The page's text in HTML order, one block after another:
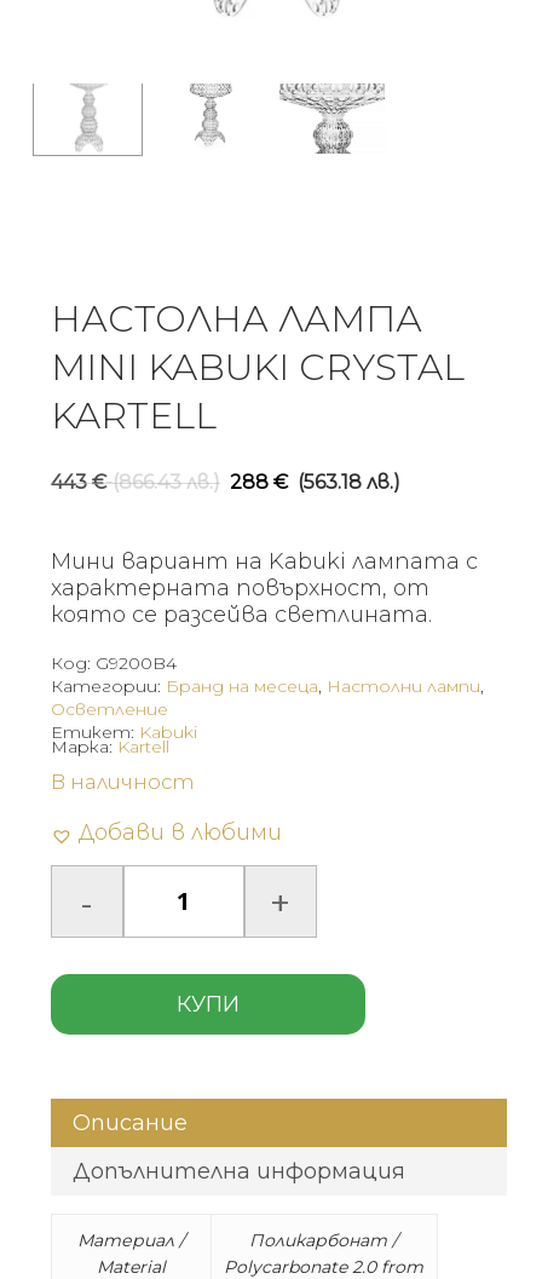
НАСТОЛНА ЛАМПА
MINI KABUKI CRYSTAL
KARTELL
443€ (866.43 лв.) Original
was:
443 €
(866.43
288 € (563.18 лв.)
е:
288 €
(563.18
Мини вариант на Kabuki лампата с
характерната повърхност, от
която се разсейва светлината.
Код: G9200B4
Категории: Бранд на месеца, Настолни лампи,
Осветление
Етикет: Kabuki
В наличност
Добави в любими
КУПИ
Марка: Kartell
Описание
Допълнителна информация
Материал /
Material
Поликарбонат /
Polycarbonate 2.0 from